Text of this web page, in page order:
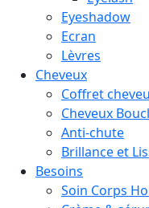
Eyeshadow
Ecran
Lèvres
Cheveux
Coffret
Cheveux
Anti-chute
Brillance et
Besoins
Soin Corps